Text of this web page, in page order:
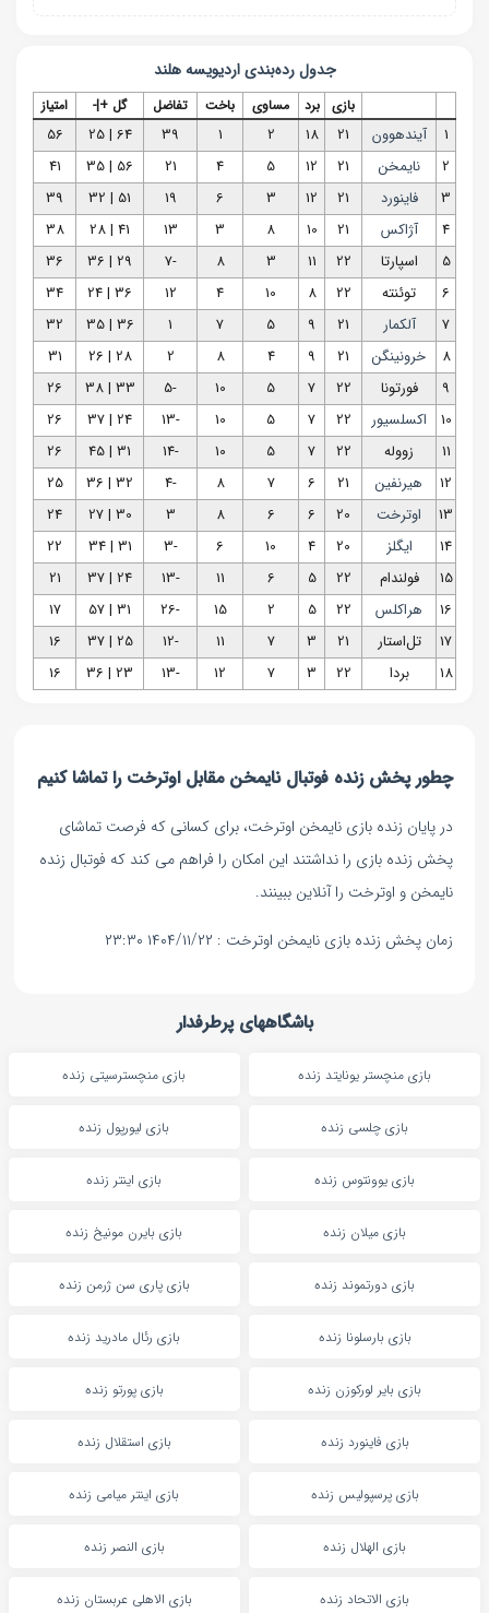
جدول رده‌بندیاردیویسه هلند
بازی برد مساوی باخت تفاضل گل +|- امتیاز
1 آیندهوون 21
18
2
1
39
64 | 25
56
2
نایمخن 21
12
5
4
21
56 | 35
41
3
فاینورد 21
12
3
6
19
51 | 32
39
4
آژاکس 21
10
8
3
13
41 | 28
38
5
اسپارتا 22
11
3
8
-7
29 | 36
36
6
توئنته 22
8
10
4
12
36 | 24
34
7
آلکمار 21
9
5
7
1
36 | 35
32
8
خرونینگن 21
9
4
8
2
28 | 26
31
9
فورتونا 22
7
5
10
-5
33 | 38
26
10
اکسلسیور 22
7
5
10
-13
24 | 37
26
11
زووله 22
7
5
10
-14
31 | 45
26
12
هیرنفین 21
6
7
8
-4
32 | 36
25
13
اوترخت 20
6
6
8
3
30 | 27
24
14
ایگلز 20
4
10
6
-3
31 | 34
22
15
فولندام 22
5
6
11
-13
24 | 37
21
16
هراکلس 22
5
2
15
-26
31 | 57
17
17
تل‌استار 21
3
7
11
-12
25 | 37
16
18
بردا 22
3
7
12
-13
23 | 36
16
چطور پخش زنده فوتبال نایمخن مقابل اوترخت را تماشا کنیم
در پایان زنده بازی نایمخن اوترخت، برای کسانی که فرصت تماشای
پخش زنده بازی را نداشتند این امکان را فراهم می کند که فوتبال زنده
نایمخن و اوترخت را آنلاین ببینند.
زمان پخش زنده بازی نایمخن اوترخت : ۱۴۰۴/۱۱/۲۲ ۲۳:۳۰
باشگاههای پرطرفدار
بازی منچستر یونایتد زنده بازی منچسترسیتی زنده
بازی چلسی زنده بازی لیورپول زنده
بازی یوونتوس زنده بازی اینتر زنده
بازی میلان زنده بازی بایرن مونیخ زنده
بازی دورتموند زنده بازی پاری سن ژرمن زنده
بازی بارسلونا زنده بازی رئال مادرید زنده
بازی بایر لورکوزن زنده بازی پورتو زنده
بازی فاینورد زنده بازی استقلال زنده
بازی پرسپولیس زنده بازی اینتر میامی زنده
بازی الهلال زنده بازی النصر زنده
بازی الاتحاد زنده بازی الاهلی عربستان زنده